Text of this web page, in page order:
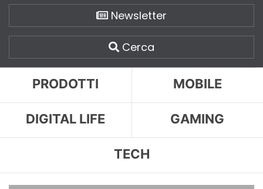
Newsletter
Cerca
PRODOTTI MOBILE
DIGITAL LIFE GAMING
TECH